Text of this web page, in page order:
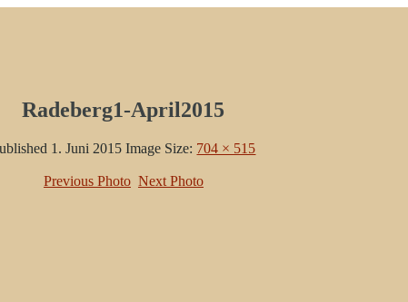
Radeberg1-April2015
1. Juni 2015 Image Size: 704 × 515
Previous Photo Next Photo